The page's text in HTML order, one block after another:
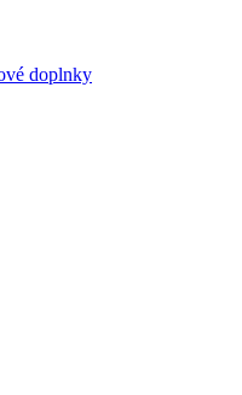
doplnky